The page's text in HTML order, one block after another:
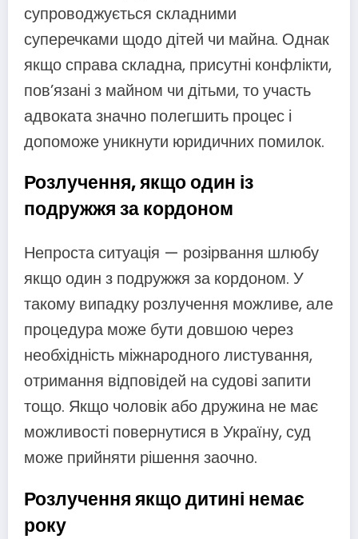
супроводжується складними
суперечками щодо дітей чи майна. Однак
якщо справа складна, присутні конфлікти,
пов’язані з майном чи дітьми, то участь
адвоката значно полегшить процес і
допоможе уникнути юридичних помилок.
Розлучення, якщо один із
подружжя за кордоном
Непроста ситуація — розірвання шлюбу
якщо один з подружжя за кордоном. У
такому випадку розлучення можливе, але
процедура може бути довшою через
необхідність міжнародного листування,
отримання відповідей на судові запити
тощо. Якщо чоловік або дружина не має
можливості повернутися в Україну, суд
може прийняти рішення заочно.
Розлучення якщо дитині немає
року